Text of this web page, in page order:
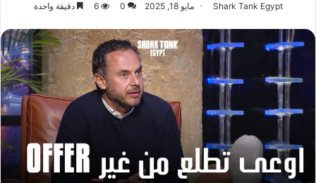
Shark Tank Egypt مايو 18, 2025 0
6 دقيقة واحدة